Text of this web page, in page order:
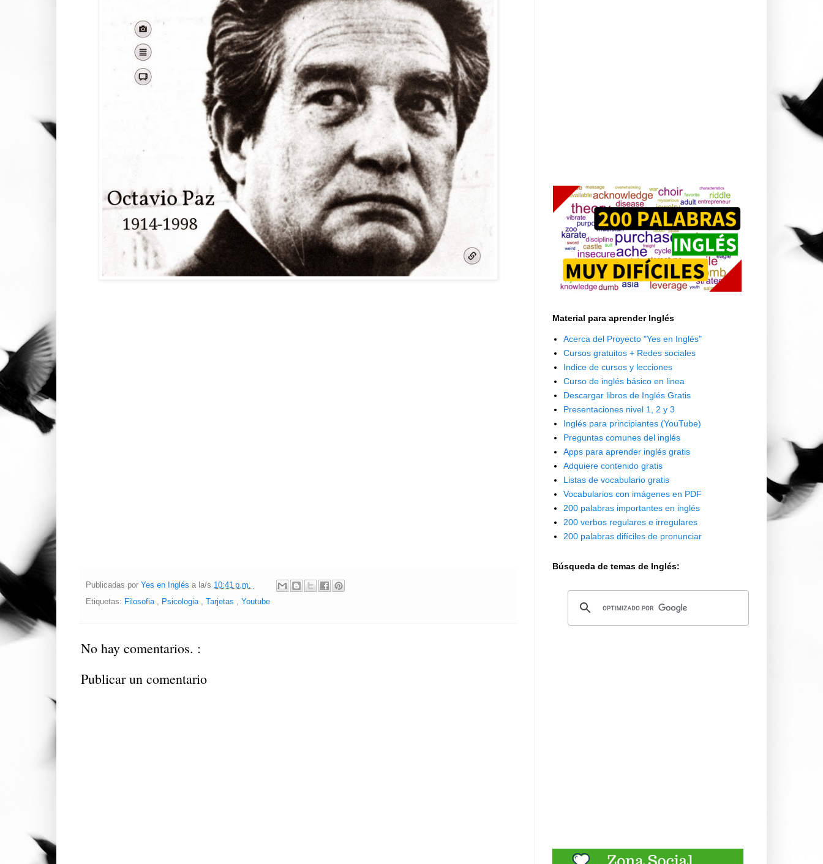
Publicadas por Yes en Inglés a la/s 10:41 p.m.
Etiquetas: Filosofia Psicologia Tarjetas Youtube
No hay comentarios. :
Publicar un comentario
Material para aprender Inglés
Acerca del Proyecto "Yes en Inglés"
Cursos gratuitos + Redes sociales
Indice de cursos y lecciones
Curso de inglés básico en linea
Descargar libros de Inglés Gratis
Presentaciones nivel 1, 2 y 3
Inglés para principiantes (YouTube)
Preguntas comunes del inglés
Apps para aprender inglés gratis
Adquiere contenido gratis
Listas de vocabulario gratis
Vocabularios con imágenes en PDF
200 palabras importantes en inglés
200 verbos regulares e irregulares
200 palabras difíciles de pronunciar
Búsqueda de temas de Inglés: